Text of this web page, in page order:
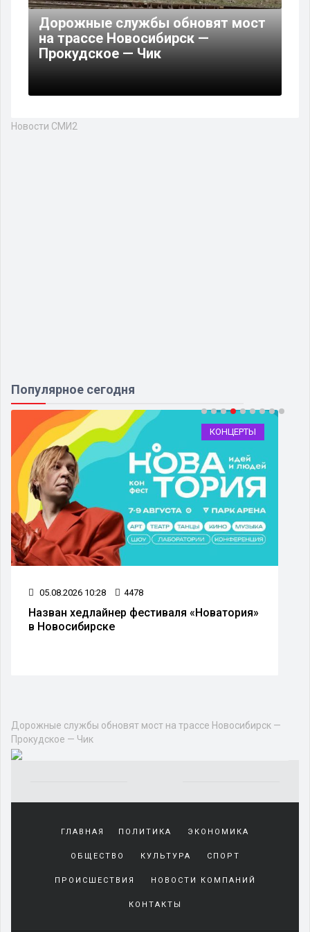
Дорожные службы обновят мост
на трассе Новосибирск —
Прокудское — Чик
Новости СМИ2
Популярное сегодня
КОНЦЕРТЫ
05.08.2026 10:28 4478
Назван хедлайнер фестиваля «Новатория»
в Новосибирске
Дорожные службы обновят мост на трассе Новосибирск —
Прокудское — Чик
sürekli
beraber
geçirerek
harcadığı
ГЛАВНАЯ ПОЛИТИКА ЭКОНОМИКА
ОБЩЕСТВО КУЛЬТУРА СПОРТ
ПРОИСШЕСТВИЯ НОВОСТИ КОМПАНИЙ
КОНТАКТЫ